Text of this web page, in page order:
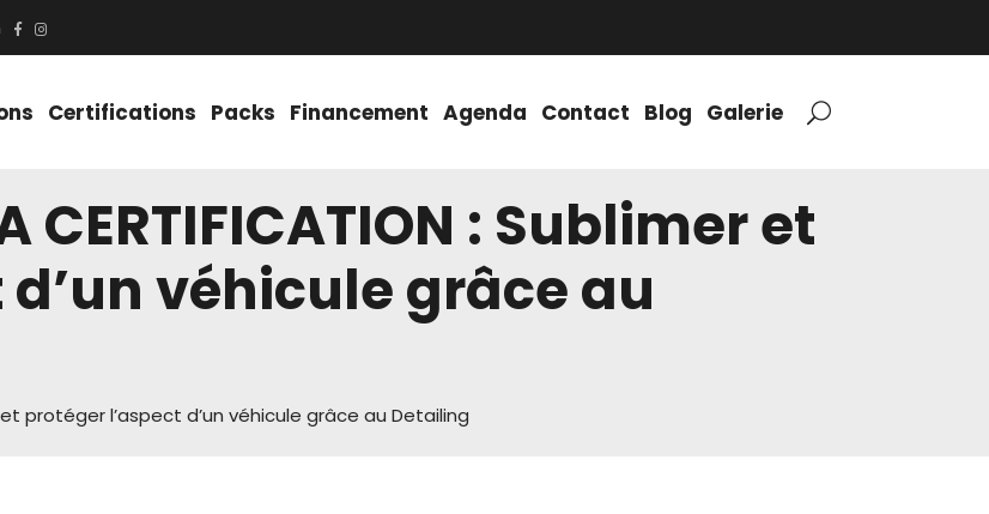
Certifications Packs Financement Agenda Contact Blog Galerie
CERTIFICATION : Sublimer et
véhicule grâce au
et protéger l’aspect d’un véhicule grâce au Detailing